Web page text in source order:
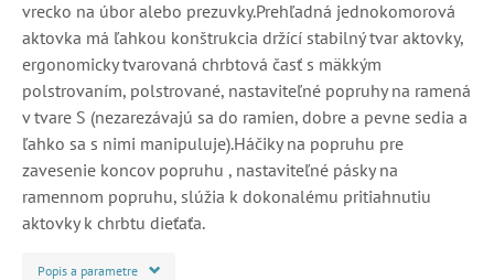
vrecko na úbor alebo prezuvky.Prehľadná jednokomorová
aktovka má ľahkou konštrukcia držící stabilný tvar aktovky,
ergonomicky tvarovaná chrbtová časť s mäkkým
polstrovaním, polstrované, nastaviteľné popruhy na ramená
v tvare S (nezarezávajú sa do ramien, dobre a pevne sedia a
ľahko sa s nimi manipuluje).Háčiky na popruhu pre
zavesenie koncov popruhu , nastaviteľné pásky na
ramennom popruhu, slúžia k dokonalému pritiahnutiu
aktovky k chrbtu dieťaťa.
Popis a parametre